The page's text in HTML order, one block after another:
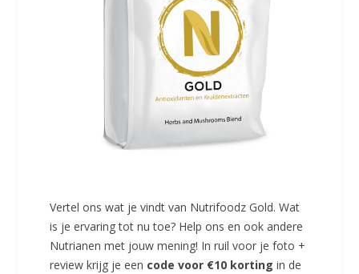
Vertel ons wat je vindt van Nutrifoodz Gold. Wat
is je ervaring tot nu toe? Help ons en ook andere
Nutrianen met jouw mening! In ruil voor je foto +
review krijg je een code voor €10 korting in de